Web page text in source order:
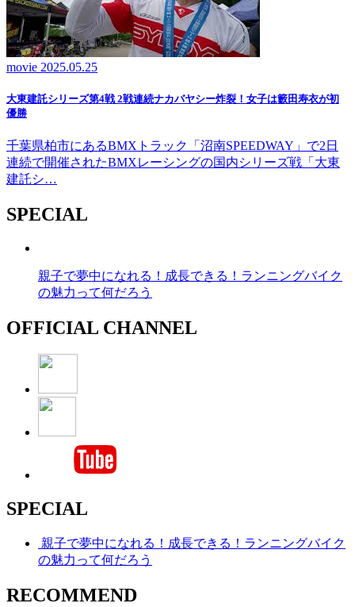
movie 2025.05.25
大東建託シリーズ第4戦 2戦連続ナカバヤシー炸裂！女子は籔田寿衣が初
優勝
千葉県柏市にあるBMXトラック「沼南SPEEDWAY」で2日
連続で開催されたBMXレーシングの国内シリーズ戦「大東
建託シ…
SPECIAL
親子で夢中になれる！成長できる！ランニングバイク
の魅力って何だろう
OFFICIAL CHANNEL
SPECIAL
親子で夢中になれる！成長できる！ランニングバイク
の魅力って何だろう
RECOMMEND